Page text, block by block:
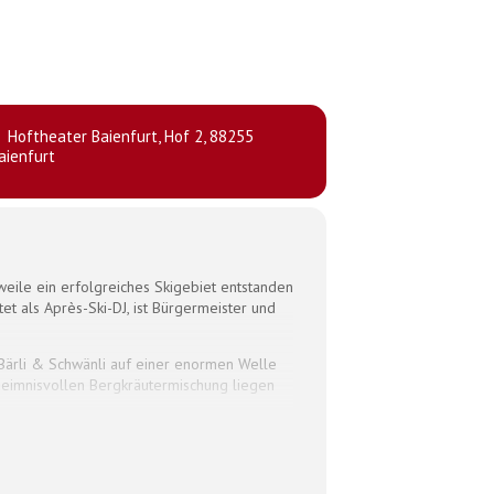
Hoftheater Baienfurt, Hof 2, 88255
ein erfolgreiches Skigebiet entstanden
als Après-Ski-DJ, ist Bürgermeister und
& Schwänli auf einer enormen Welle
Bergkräutermischung liegen
sie mit allen Mitteln, die